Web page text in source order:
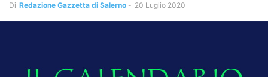
Di Redazione Gazzetta di Salerno - 20 Luglio 2020